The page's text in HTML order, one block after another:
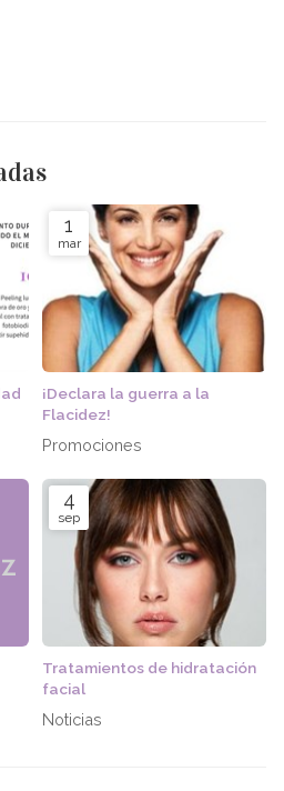
1
mar
¡Declara la guerra a la
Flacidez!
Promociones
4
sep
Tratamientos de hidratación
facial
Noticias